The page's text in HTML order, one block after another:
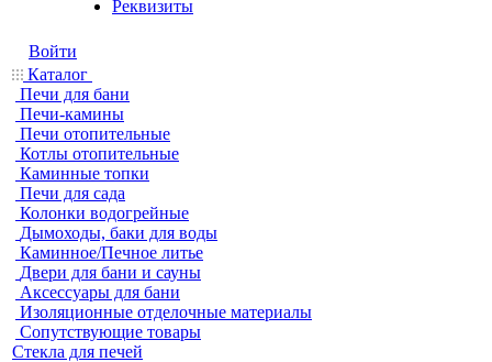
Реквизиты
Войти
Каталог
Печи для бани
Печи-камины
Печи отопительные
Котлы отопительные
Каминные топки
Печи для сада
Колонки водогрейные
Дымоходы, баки для воды
Каминное/Печное литье
Двери для бани и сауны
Аксессуары для бани
Изоляционные отделочные материалы
Сопутствующие товары
Стекла для печей